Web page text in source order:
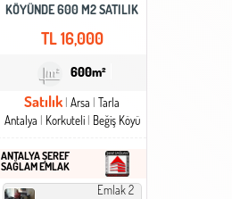
KÖYÜNDE 600 M2 SATILIK
TL16,000
600m²
Satılık Arsa
Tarla
Antalya
Korkuteli Beğiş Köyü
ANTALYA ŞEREF
SAĞLAM EMLAK
Emlak 2